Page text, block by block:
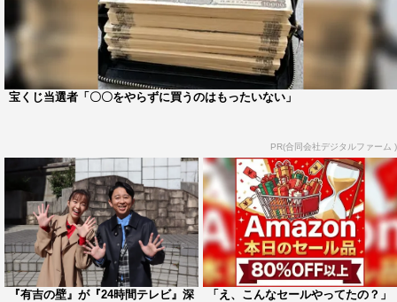
宝くじ当選者「〇〇をやらずに買うのはもったいない」
PR(合同会社デジタルファーム )
『有吉の壁』が『24時間テレビ』深
「え、こんなセールやってたの？」